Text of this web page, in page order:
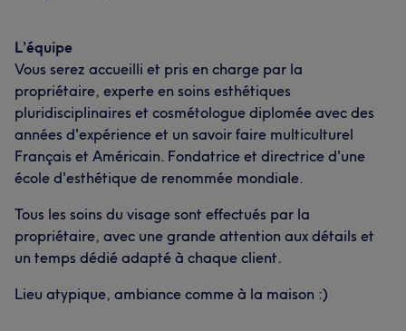
L’équipe
Vous serez accueilli et pris en charge par la
propriétaire, experte en soins esthétiques
pluridisciplinaires et cosmétologue diplomée avec des
années d'expérience et un savoir faire multiculturel
Français et Américain. Fondatrice et directrice d'une
école d'esthétique de renommée mondiale.
Tous les soins du visage sont effectués par la
propriétaire, avec une grande attention aux détails et
un temps dédié adapté à chaque client.
Lieu atypique, ambiance comme à la maison :)